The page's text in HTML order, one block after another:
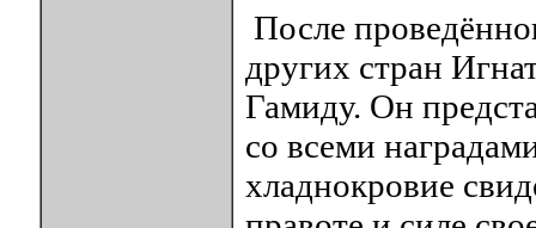
После
других стран
Гамиду. Он
со всеми
хладнокровие